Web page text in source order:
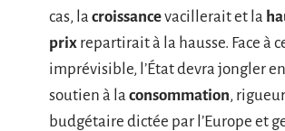
cas, la croissancevacillerait et la
prix repartirait à la hausse. Face à
imprévisible, l’État devra jongler
soutien à la consommation, rigueur
budgétaire dictée par l’Europe et